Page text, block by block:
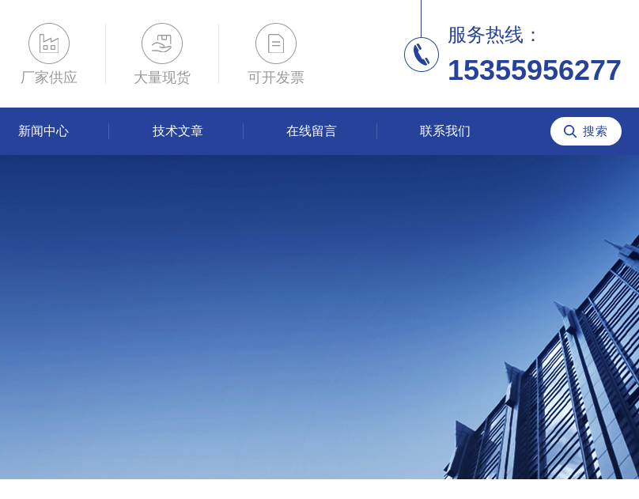
厂家供应 大量现货 可开发票
服务热线：
15355956277
新闻中心 技术文章 在线留言 联系我们